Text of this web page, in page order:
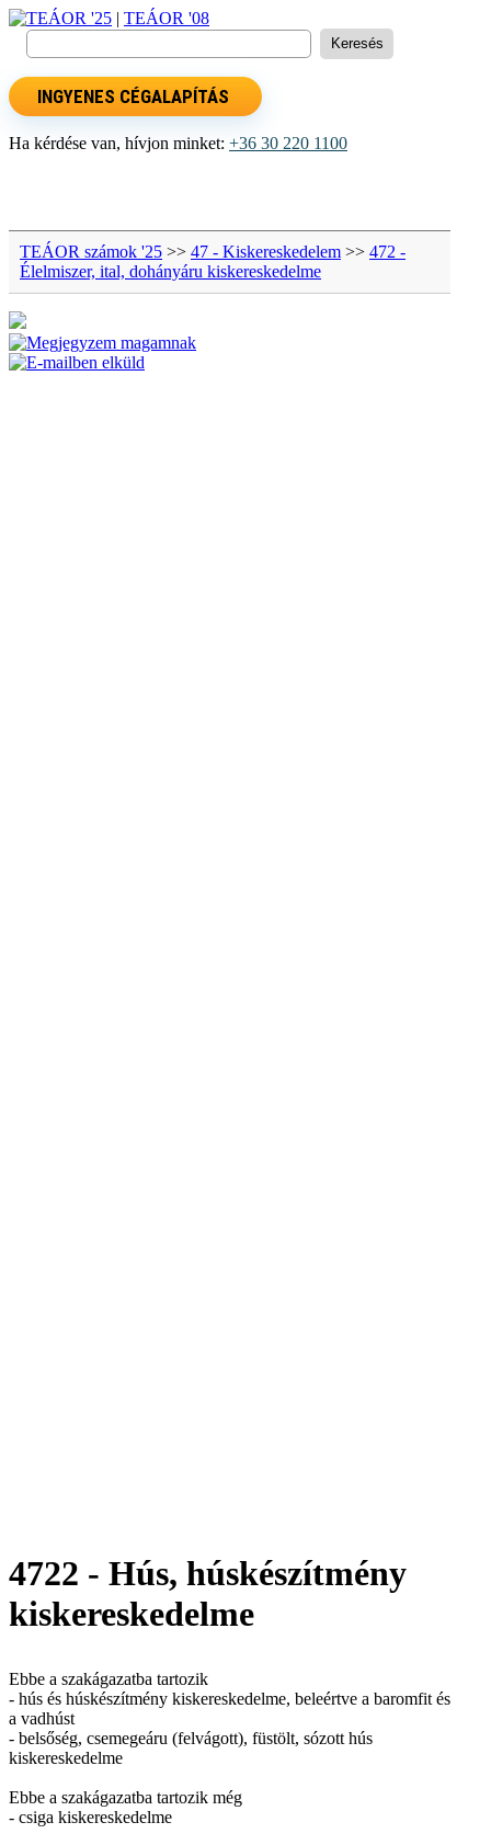
TEÁOR '25 | TEÁOR '08
INGYENES CÉGALAPÍTÁS
Ha kérdése van, hívjon minket: +36 30 220 1100
TEÁOR számok '25 >> 47 - Kiskereskedelem >> 472 -
Élelmiszer, ital, dohányáru kiskereskedelme
4722 - Hús, húskészítmény
kiskereskedelme
Ebbe a szakágazatba tartozik
- hús és húskészítmény kiskereskedelme, beleértve a baromfit és
a vadhúst
- belsőség, csemegeáru (felvágott), füstölt, sózott hús
kiskereskedelme
Ebbe a szakágazatba tartozik még
- csiga kiskereskedelme